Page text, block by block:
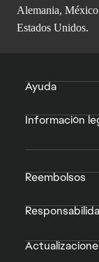
Alemania,
Estados Unidos.
Ayuda
Información
Reembolsos